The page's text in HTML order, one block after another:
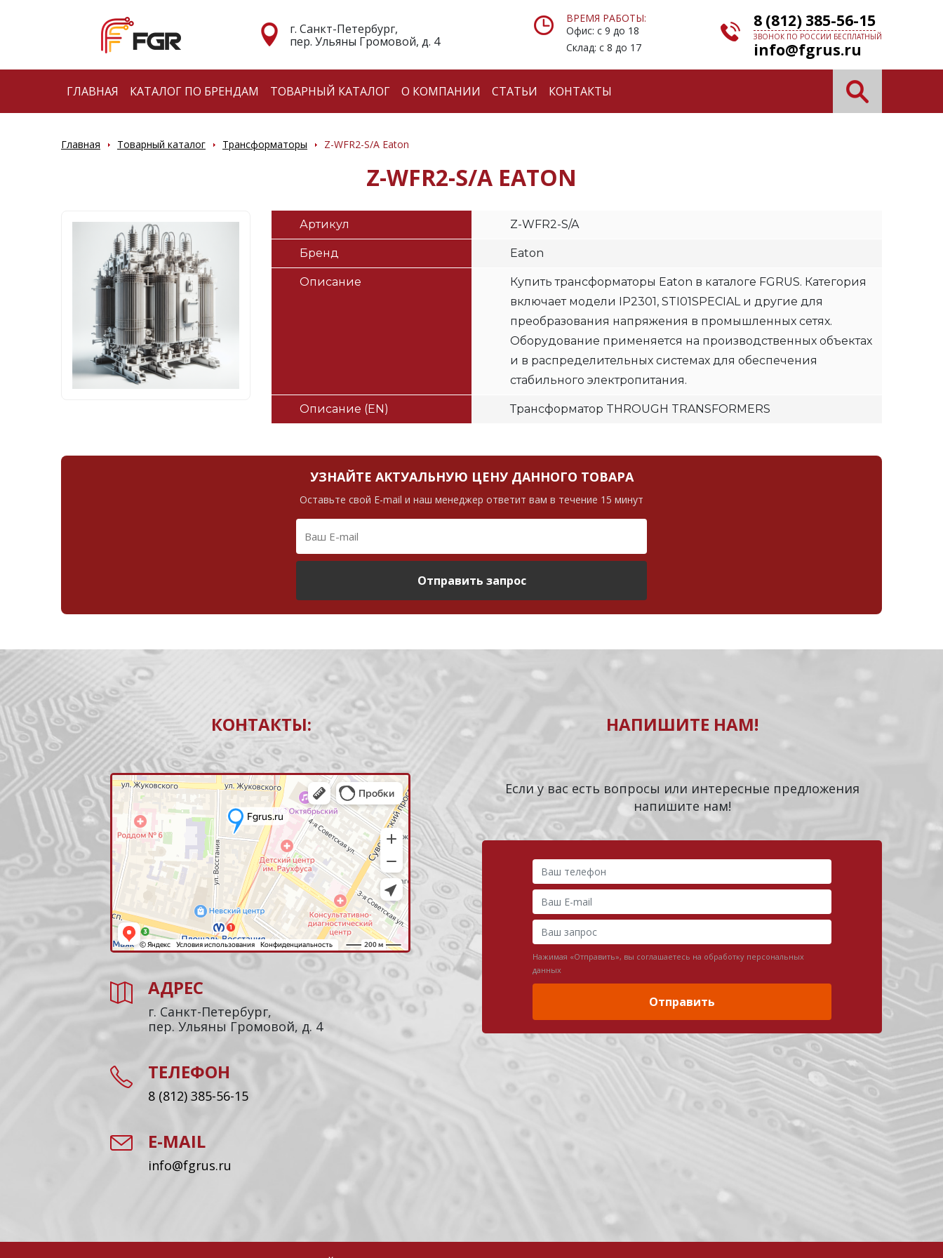
г. Санкт-Петербург,
пер. Ульяны Громовой, д. 4
ВРЕМЯ РАБОТЫ:
Офис: с 9 до 18
Склад: с 8 до 17
8 (812) 385-56-15
ЗВОНОК ПО РОССИИ БЕСПЛАТНЫЙ
info@fgrus.ru
ГЛАВНАЯ КАТАЛОГ ПО БРЕНДАМ ТОВАРНЫЙ КАТАЛОГ О КОМПАНИИ СТАТЬИ КОНТАКТЫ
Главная Товарный каталог Трансформаторы Z-WFR2-S/A Eaton
Z-WFR2-S/A EATON
Артикул Z-WFR2-S/A
Бренд Eaton
Описание
Купить трансформаторы Eaton в каталоге FGRUS. Категория
включает модели IP2301, STI01SPECIAL и другие для
преобразования напряжения в промышленных сетях.
Оборудование применяется на производственных объектах
и в распределительных системах для обеспечения
стабильного электропитания.
Описание (EN) Трансформатор THROUGH TRANSFORMERS
УЗНАЙТЕ АКТУАЛЬНУЮ ЦЕНУ ДАННОГО ТОВАРА
Оставьте свой E-mail и наш менеджер ответит вам в течение 15 минут
Отправить запрос
КОНТАКТЫ:
АДРЕС
г. Санкт-Петербург,
пер. Ульяны Громовой, д. 4
ТЕЛЕФОН
8 (812) 385-56-15
E-MAIL
info@fgrus.ru
НАПИШИТЕ НАМ!
Если у вас есть вопросы или интересные предложения
напишите нам!
Нажимая «Отправить», вы соглашаетесь на обработку персональных
данных
Отправить